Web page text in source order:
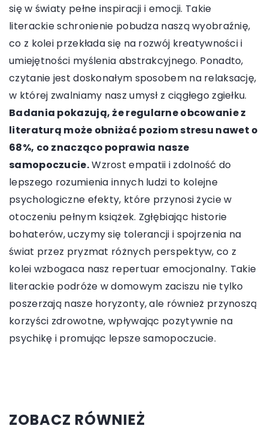
się w światy pełne inspiracji i emocji. Takie
literackie schronienie pobudza naszą wyobraźnię,
co z kolei przekłada się na rozwój kreatywności i
umiejętności myślenia abstrakcyjnego. Ponadto,
czytanie jest doskonałym sposobem na relaksację,
w której zwalniamy nasz umysł z ciągłego zgiełku.
Badania pokazują, że regularne obcowanie z
literaturą może obniżać poziom stresu nawet o
68%, co znacząco poprawia nasze
samopoczucie.Wzrost empatii i zdolność do
lepszego rozumienia innych ludzi to kolejne
psychologiczne efekty, które przynosi życie w
otoczeniu pełnym książek. Zgłębiając historie
bohaterów, uczymy się tolerancji i spojrzenia na
świat przez pryzmat różnych perspektyw, co z
kolei wzbogaca nasz repertuar emocjonalny. Takie
literackie podróże w domowym zaciszu nie tylko
poszerzają nasze horyzonty, ale również przynoszą
korzyści zdrowotne, wpływając pozytywnie na
psychikę i promując lepsze samopoczucie.
ZOBACZ RÓWNIEŻ